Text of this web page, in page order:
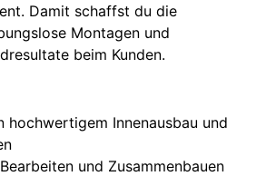
Damit schaffst du die
Montagen und
beim Kunden.
hochwertigem Innenausbau und
und Zusammenbauen